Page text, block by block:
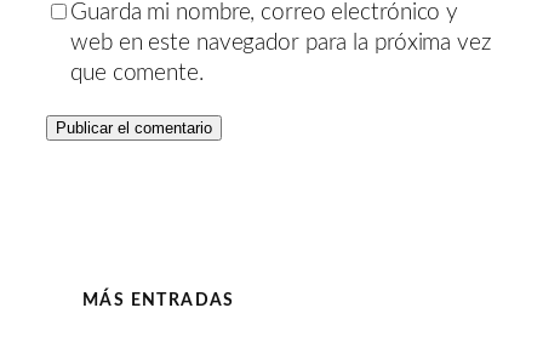
Guarda mi nombre, correo electrónico y
web en este navegador para la próxima vez
que comente.
MÁS ENTRADAS